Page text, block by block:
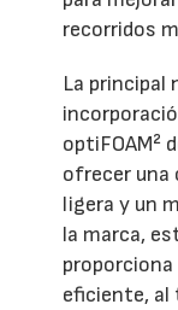
recorridos
La principal
optiFOAM²
ofrecer una
ligera y un
la marca,
eficiente, al